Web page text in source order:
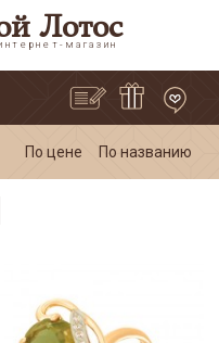
Лотос
магазин
По цене По названию